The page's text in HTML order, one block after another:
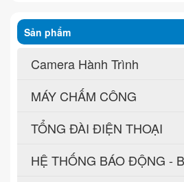
Sản phẩm
Camera Hành Trình
MÁY CHẤM CÔNG
TỔNG ĐÀI ĐIỆN THOẠI
HỆ THỐNG BÁO ĐỘNG -